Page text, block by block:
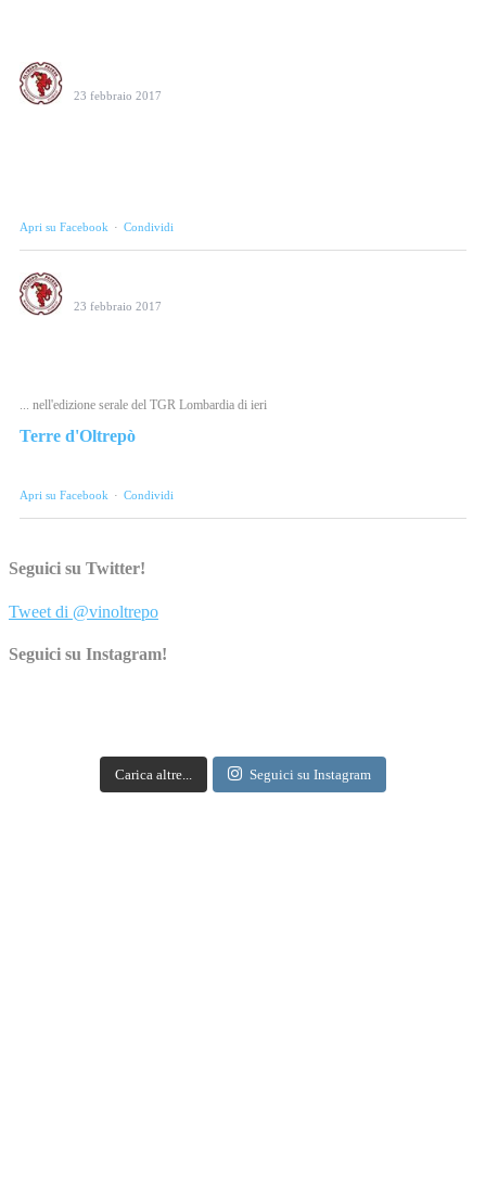
23 febbraio 2017
Apri su Facebook · Condividi
23 febbraio 2017
... nell'edizione serale del TGR Lombardia di ieri
Terre d'Oltrepò
Apri su Facebook · Condividi
23 febbraio 2017
Oggi a Milano, dalle 18 alle 22, speciale degustazione dedicata ai
protagonista. #weloveoltrepo
gamberorosso.it
Seguici su Twitter!
Tweet di @vinoltrepo
Seguici su Instagram!
Carica altre... Seguici su Instagram